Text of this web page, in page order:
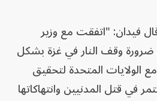
فيدان: "اتفقت مع وزير
ضرورة وقف النار في غزة بشكل
الولايات المتحدة لتحقيق
في قتل المدنيين وانتهاكاتها